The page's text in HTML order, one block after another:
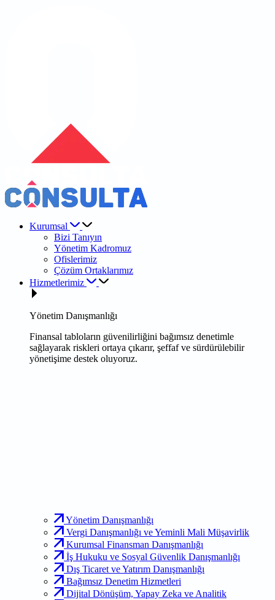
Kurumsal
Bizi Tanıyın
Yönetim Kadromuz
Ofislerimiz
Çözüm Ortaklarımız
Hizmetlerimiz
Yönetim Danışmanlığı
Finansal tabloların güvenilirliğini bağımsız denetimle
sağlayarak riskleri ortaya çıkarır, şeffaf ve sürdürülebilir
yönetişime destek oluyoruz.
Yönetim Danışmanlığı
Vergi Danışmanlığı ve Yeminli Mali Müşavirlik
Kurumsal Finansman Danışmanlığı
İş Hukuku ve Sosyal Güvenlik Danışmanlığı
Dış Ticaret ve Yatırım Danışmanlığı
Bağımsız Denetim Hizmetleri
Dijital Dönüşüm, Yapay Zeka ve Analitik